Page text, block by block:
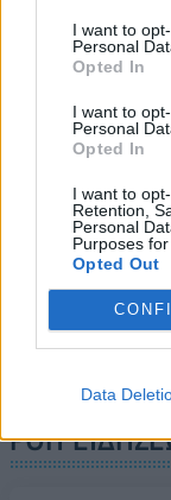
I want to
Personal
Opted In
I want to
Personal
Opted In
I want to
Retention,
Personal
Purposes
Opted Out
Data
βιωσιμότητα και
οικονομία
ΡΟΗ